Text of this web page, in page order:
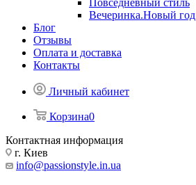
Повседневный стиль
Вечеринка.Новый год
Блог
Отзывы
Оплата и доставка
Контакты
Личный кабинет
Корзина0
Контактная информация
г. Киев
info@passionstyle.in.ua